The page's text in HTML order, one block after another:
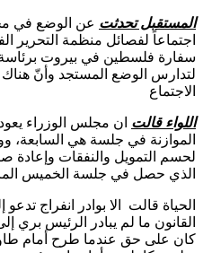
المستقبل تحدثت عن الوضع في
اجتماعاً لفصائل منظمة التحرير
سفارة فلسطين في بيروت
لتدارس الوضع المستجد وأنّ هناك
الاجتماع
اللواء قالت ان مجلس الوزراء
الموازنة في جلسة هي
لحسم التمويل والنفقات وإعادة
الذي حصل في جلسة الخميس
الحياة قالت الا بوادر انفراج
القانون ما لم يبادر الرئيس
كان على حق عندما طرح أمام